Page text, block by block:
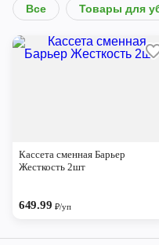
Котлас
Новодвинск
Ярославль
Все Товары для
Кассета сменная Барьер
Жесткость 2шт
649.99 ₽/уп